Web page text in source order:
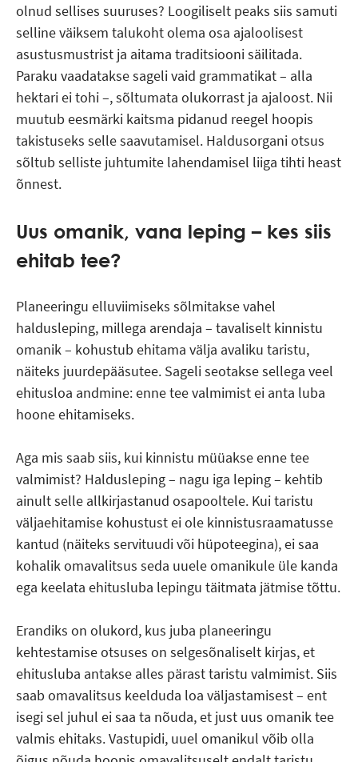
olnud sellises suuruses? Loogiliselt peaks siis samuti
selline väiksem talukoht olema osa ajaloolisest
asustusmustrist ja aitama traditsiooni säilitada.
Paraku vaadatakse sageli vaid grammatikat – alla
hektari ei tohi –, sõltumata olukorrast ja ajaloost. Nii
muutub eesmärki kaitsma pidanud reegel hoopis
takistuseks selle saavutamisel. Haldusorgani otsus
sõltub selliste juhtumite lahendamisel liiga tihti heast
õnnest.
Uus omanik, vana leping – kes siis
ehitab tee?
Planeeringu elluviimiseks sõlmitakse vahel
haldusleping, millega arendaja – tavaliselt kinnistu
omanik – kohustub ehitama välja avaliku taristu,
näiteks juurdepääsutee. Sageli seotakse sellega veel
ehitusloa andmine: enne tee valmimist ei anta luba
hoone ehitamiseks.
Aga mis saab siis, kui kinnistu müüakse enne tee
valmimist? Haldusleping – nagu iga leping – kehtib
ainult selle allkirjastanud osapooltele. Kui taristu
väljaehitamise kohustust ei ole kinnistusraamatusse
kantud (näiteks servituudi või hüpoteegina), ei saa
kohalik omavalitsus seda uuele omanikule üle kanda
ega keelata ehitusluba lepingu täitmata jätmise tõttu.
Erandiks on olukord, kus juba planeeringu
kehtestamise otsuses on selgesõnaliselt kirjas, et
ehitusluba antakse alles pärast taristu valmimist. Siis
saab omavalitsus keelduda loa väljastamisest – ent
isegi sel juhul ei saa ta nõuda, et just uus omanik tee
valmis ehitaks. Vastupidi, uuel omanikul võib olla